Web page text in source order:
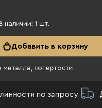
В наличии: 1 шт.
Добавить в корзину
металла, потертости
по запросу